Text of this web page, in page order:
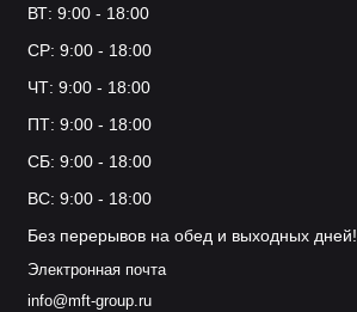
ВТ: 9:00 - 18:00
СР: 9:00 - 18:00
ЧТ: 9:00 - 18:00
ПТ: 9:00 - 18:00
СБ: 9:00 - 18:00
ВС: 9:00 - 18:00
Без перерывов на обед и выходных дней!
Электронная почта
info@mft-group.ru